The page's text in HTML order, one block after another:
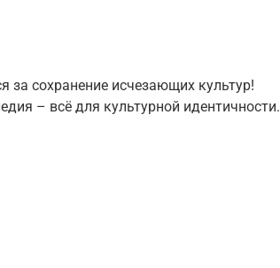
за сохранение исчезающих культур!
– всё для культурной идентичности.